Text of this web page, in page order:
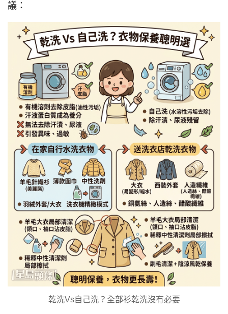
議：
乾洗Vs自己洗？全部衫乾洗沒有必要